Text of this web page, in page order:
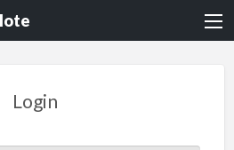
Login